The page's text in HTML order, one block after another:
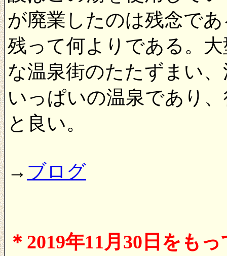
が廃業したのは残念で
残って何よりである。
な温泉街のたたずまい
いっぱいの温泉であり
と良い。
→ ブログ
＊2019年11月30日をも